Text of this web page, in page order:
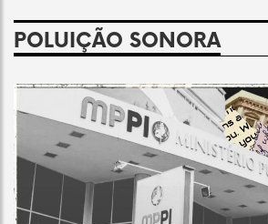
POLUIÇÃO SONORA